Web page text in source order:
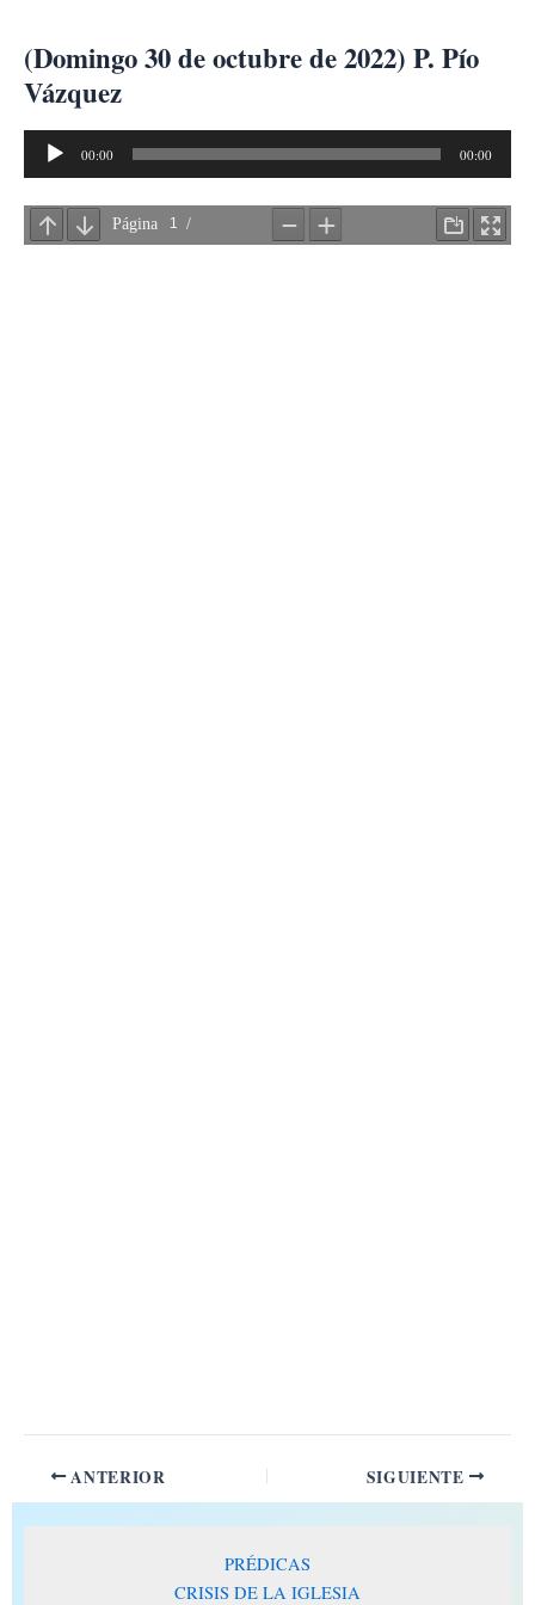
contenido
(Domingo 30 de octubre de 2022) P. Pío
Vázquez
Reproductor
audio
00:00 00:00
ANTERIOR SIGUIENTE
PRÉDICAS
CRISIS DE LA IGLESIA